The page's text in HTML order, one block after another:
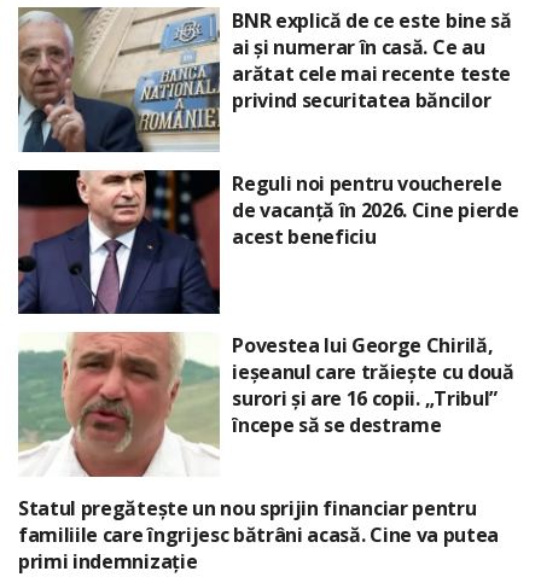
BNR explică de ce este bine să
ai și numerar în casă. Ce au
arătat cele mai recente teste
privind securitatea băncilor
Reguli noi pentru voucherele
de vacanță în 2026. Cine pierde
acest beneficiu
Povestea lui George Chirilă,
ieșeanul care trăiește cu două
surori și are 16 copii. „Tribul”
începe să se destrame
Statul pregătește un nou sprijin financiar pentru
familiile care îngrijesc bătrâni acasă. Cine va putea
primi indemnizație